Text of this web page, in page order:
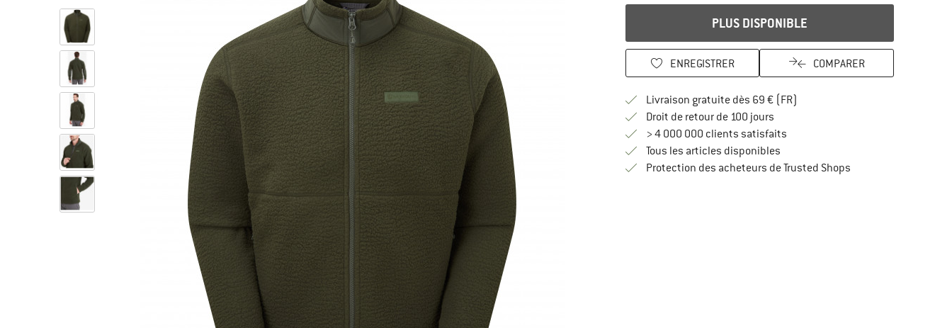
PLUS DISPONIBLE
ENREGISTRER COMPARER
Livraison gratuite dès 69 € (FR)
Droit de retour de 100 joursTrouve les informations de
> 4 000 000 clients satisfaits
Tous les articles disponibles
Protection des acheteurs de Trusted ShopsTrouve toutes les